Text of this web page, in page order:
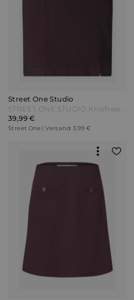
Street One Studio
STREET ONE STUDIO Kniefreier Rock aus Cord mit Schlitzdetail - very berry Lila
39,99 €
Street One | Versand: 3,99 €